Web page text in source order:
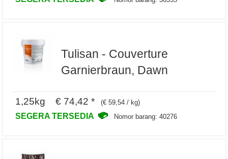
Tulisan - Couverture
Garnierbraun, Dawn
1,25kg € 74,42 * (€ 59,54 / kg)
SEGERA TERSEDIA Nomor barang: 40276